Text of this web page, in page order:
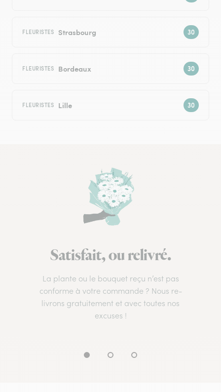
FLEURISTES Strasbourg
FLEURISTES Bordeaux
FLEURISTES Lille
Satisfait, ou relivré.
La plante ou le bouquet reçu n’est pas
conforme à votre commande ? Nous re-
livrons gratuitement et avec toutes nos
excuses !